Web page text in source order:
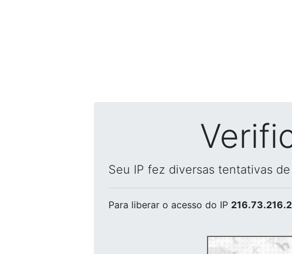
Seu IP fez diversas tentativas
Para liberar o acesso do IP